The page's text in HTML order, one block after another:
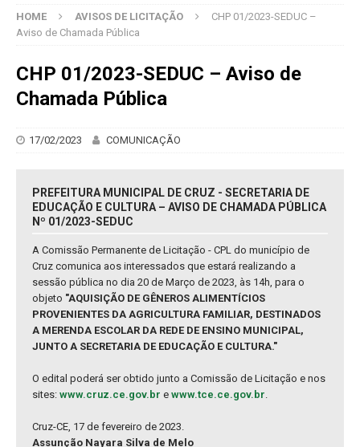
HOME AVISOS DE LICITAÇÃO
CHP 01/2023-SEDUC –
Aviso de Chamada Pública
CHP 01/2023-SEDUC – Aviso de
Chamada Pública
17/02/2023 COMUNICAÇÃO
PREFEITURA MUNICIPAL DE CRUZ - SECRETARIA DE
EDUCAÇÃO E CULTURA – AVISO DE CHAMADA PÚBLICA
Nº 01/2023-SEDUC
A Comissão Permanente de Licitação - CPL do município de
Cruz comunica aos interessados que estará realizando a
sessão pública no dia 20 de Março de 2023, às 14h, para o
objeto "AQUISIÇÃO DE GÊNEROS ALIMENTÍCIOS
PROVENIENTES DA AGRICULTURA FAMILIAR, DESTINADOS
A MERENDA ESCOLAR DA REDE DE ENSINO MUNICIPAL,
JUNTO A SECRETARIA DE EDUCAÇÃO E CULTURA."
O edital poderá ser obtido junto a Comissão de Licitação e nos
sites: www.cruz.ce.gov.br e www.tce.ce.gov.br.
Cruz-CE, 17 de fevereiro de 2023.
Assunção Nayara Silva de Melo